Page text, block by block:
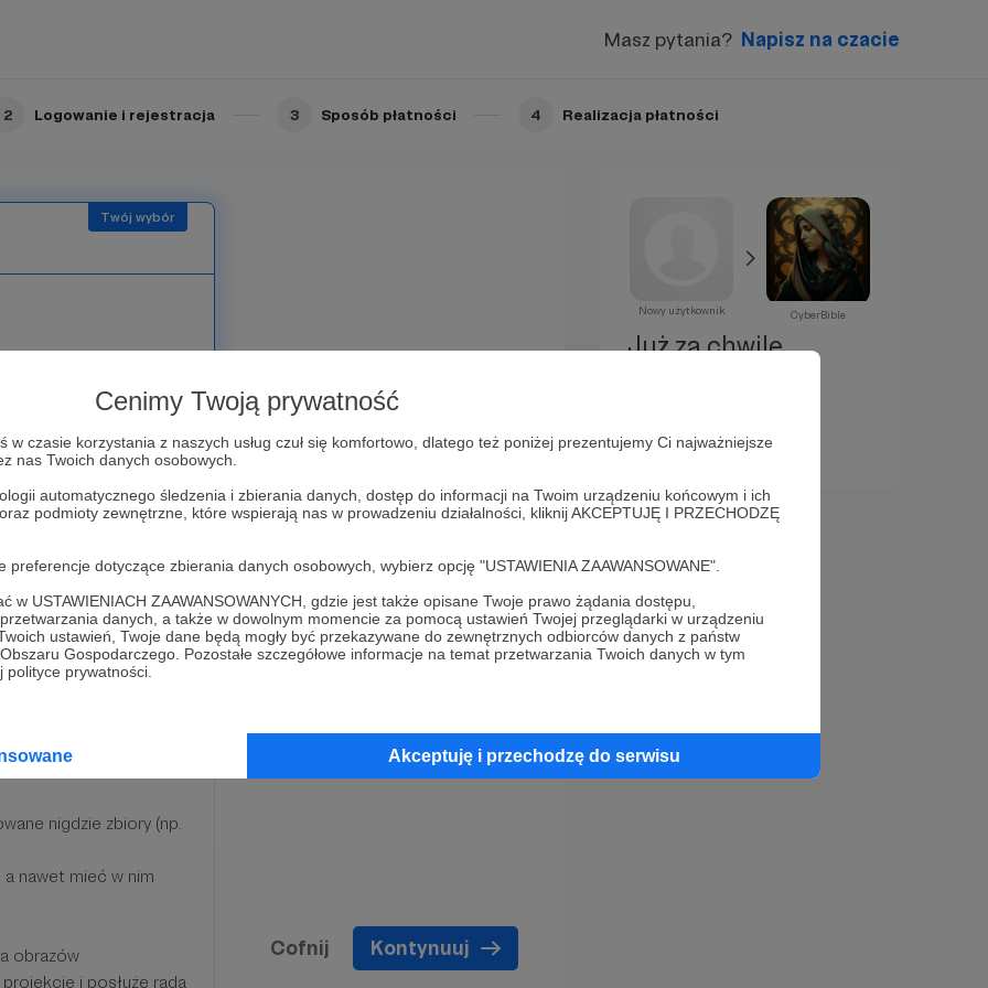
Cenimy Twoją prywatność
w czasie korzystania z naszych usług czuł się komfortowo, dlatego też poniżej prezentujemy Ci najważniejsze
nas Twoich danych osobowych.
automatycznego śledzenia i zbierania danych, dostęp do informacji na Twoim urządzeniu końcowym i ich
podmioty zewnętrzne, które wspierają nas w prowadzeniu działalności, kliknij AKCEPTUJĘ I PRZECHODZĘ
dotyczące zbierania danych osobowych, wybierz opcję "USTAWIENIA ZAAWANSOWANE".
w USTAWIENIACH ZAAWANSOWANYCH, gdzie jest także opisane Twoje prawo żądania dostępu,
danych, a także w dowolnym momencie za pomocą ustawień Twojej przeglądarki w urządzeniu
ustawień, Twoje dane będą mogły być przekazywane do zewnętrznych odbiorców danych z państw
Gospodarczego. Pozostałe szczegółowe informacje na temat przetwarzania Twoich danych w tym
prywatności.
Akceptuję i przechodzę do serwisu
Masz pytania? Napisz na czacie
2 Logowanie i rejestracja 3 Sposób płatności 4 Realizacja płatności
treści oraz
przygotuję dla
na instagramie
nigdzie zbiory (np.
nawet mieć w nim
obrazów
i posłużę radą
Cofnij Kontynuuj
Nowy użytkownik CyberBible
Już za chwilę